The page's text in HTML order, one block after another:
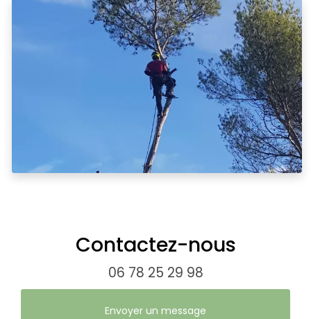
Contactez-nous
06 78 25 29 98
Envoyer un message